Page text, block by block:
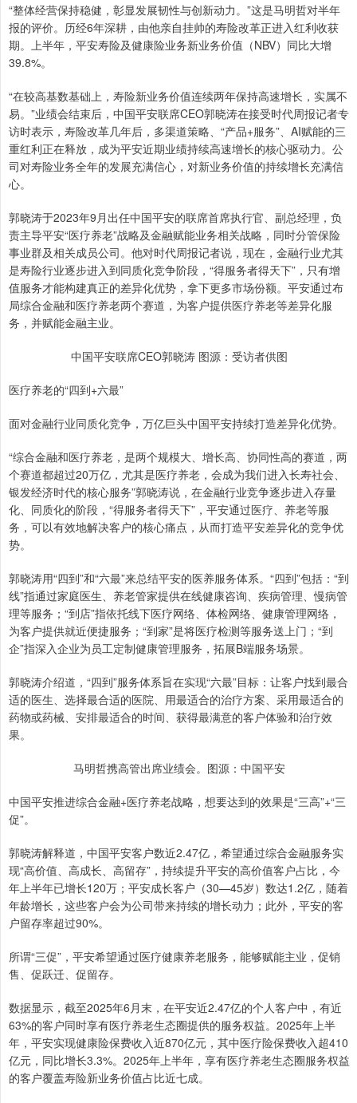
“整体经营保持稳健，彰显发展韧性与创新动力。”这是马明哲对半年
报的评价。历经6年深耕，由他亲自挂帅的寿险改革正进入红利收获
期。上半年，平安寿险及健康险业务新业务价值（NBV）同比大增
39.8%。
“在较高基数基础上，寿险新业务价值连续两年保持高速增长，实属不
易。”业绩会结束后，中国平安联席CEO郭晓涛在接受时代周报记者专
访时表示，寿险改革几年后，多渠道策略、“产品+服务”、AI赋能的三
重红利正在释放，成为平安近期业绩持续高速增长的核心驱动力。公
司对寿险业务全年的发展充满信心，对新业务价值的持续增长充满信
心。
郭晓涛于2023年9月出任中国平安的联席首席执行官、副总经理，负
责主导平安“医疗养老”战略及金融赋能业务相关战略，同时分管保险
事业群及相关成员公司。他对时代周报记者说，现在，金融行业尤其
是寿险行业逐步进入到同质化竞争阶段，“得服务者得天下”，只有增
值服务才能构建真正的差异化优势，拿下更多市场份额。平安通过布
局综合金融和医疗养老两个赛道，为客户提供医疗养老等差异化服
务，并赋能金融主业。
中国平安联席CEO郭晓涛 图源：受访者供图
医疗养老的“四到+六最”
面对金融行业同质化竞争，万亿巨头中国平安持续打造差异化优势。
“综合金融和医疗养老，是两个规模大、增长高、协同性高的赛道，两
个赛道都超过20万亿，尤其是医疗养老，会成为我们进入长寿社会、
银发经济时代的核心服务”郭晓涛说，在金融行业竞争逐步进入存量
化、同质化的阶段，“得服务者得天下”，平安通过医疗、养老等服
务，可以有效地解决客户的核心痛点，从而打造平安差异化的竞争优
势。
郭晓涛用“四到”和“六最”来总结平安的医养服务体系。“四到”包括：“到
线”指通过家庭医生、养老管家提供在线健康咨询、疾病管理、慢病管
理等服务；“到店”指依托线下医疗网络、体检网络、健康管理网络，
为客户提供就近便捷服务；“到家”是将医疗检测等服务送上门；“到
企”指深入企业为员工定制健康管理服务，拓展B端服务场景。
郭晓涛介绍道，“四到”服务体系旨在实现“六最”目标：让客户找到最合
适的医生、选择最合适的医院、用最适合的治疗方案、采用最适合的
药物或药械、安排最适合的时间、获得最满意的客户体验和治疗效
果。
马明哲携高管出席业绩会。图源：中国平安
中国平安推进综合金融+医疗养老战略，想要达到的效果是“三高”+“三
促”。
郭晓涛解释道，中国平安客户数近2.47亿，希望通过综合金融服务实
现“高价值、高成长、高留存”，持续提升平安的高价值客户占比，今
年上半年已增长120万；平安成长客户（30—45岁）数达1.2亿，随着
年龄增长，这些客户会为公司带来持续的增长动力；此外，平安的客
户留存率超过90%。
所谓“三促”，平安希望通过医疗健康养老服务，能够赋能主业，促销
售、促跃迁、促留存。
数据显示，截至2025年6月末，在平安近2.47亿的个人客户中，有近
63%的客户同时享有医疗养老生态圈提供的服务权益。2025年上半
年，平安实现健康险保费收入近870亿元，其中医疗险保费收入超410
亿元，同比增长3.3%。2025年上半年，享有医疗养老生态圈服务权益
的客户覆盖寿险新业务价值占比近七成。